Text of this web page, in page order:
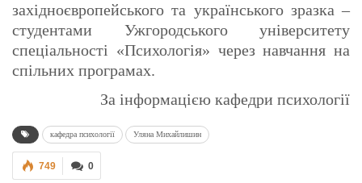
західноєвропейського та українського зразка –
студентами Ужгородського університету
спеціальності «Психологія» через навчання на
спільних програмах.
За інформацією кафедри психології
кафедра психології Уляна Михайлишин
0
749